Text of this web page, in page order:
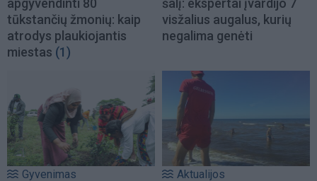
apgyvendinti 80
tūkstančių žmonių: kaip
atrodys plaukiojantis
miestas (1)
šalį: ekspertai įvardijo 7
visžalius augalus, kurių
negalima genėti
Gyvenimas Aktualijos